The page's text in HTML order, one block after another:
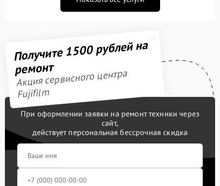
Получите 1500 рублей на
ремонт
Акция сервисного центра
Fujifilm
При оформлении заявки на ремонт техники через
сайт,
действует персональная бессрочная скидка